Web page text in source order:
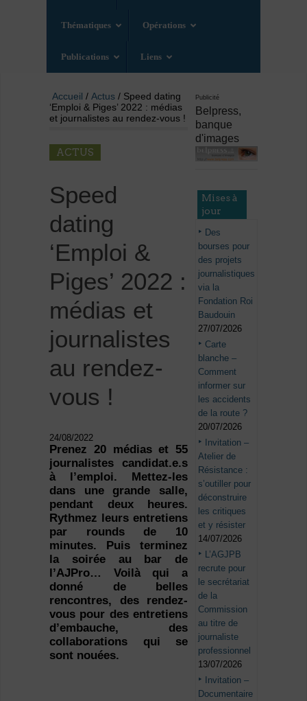
Thématiques Opérations
Publications Liens
Accueil / Actus/ Speed dating
‘Emploi & Piges’ 2022 : médias
et journalistes au rendez-vous !
ACTUS
Speed
dating
‘Emploi &
Piges’ 2022 :
médias et
journalistes
au rendez-
vous !
24/08/2022
Prenez 20 médias et 55
journalistes candidat.e.s
à l’emploi. Mettez-les
dans une grande salle,
pendant deux heures.
Rythmez leurs entretiens
par rounds de 10
minutes. Puis terminez
la soirée au bar de
l’AJPro… Voilà qui a
donné de belles
rencontres, des rendez-
vous pour des entretiens
d’embauche, des
collaborations qui se
sont nouées.
Publicité
Belpress,
banque
d'images
Mises à
jour
Des
bourses pour
des projets
journalistiques
via la
Fondation Roi
Baudouin
27/07/2026
Carte
blanche –
Comment
informer sur
les accidents
de la route ?
20/07/2026
Invitation –
Atelier de
Résistance :
s’outiller pour
déconstruire
les critiques
et y résister
14/07/2026
L’AGJPB
recrute pour
le secrétariat
de la
Commission
au titre de
journaliste
professionnel
13/07/2026
Invitation –
Documentaire